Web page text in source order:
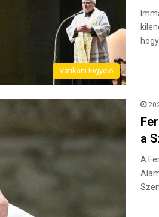
Vatikáni Figyelő
a
A